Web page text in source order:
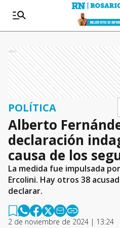
Ads
POLÍTICA
Alberto
declaración
causa de los
La medida fue impulsada
Ercolini. Hay otros 38
declarar.
2 de noviembre de 2024 | 13:24